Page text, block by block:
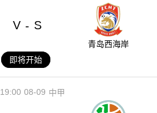
V - S
青岛西海岸
即将开始
08-09
19:00 中甲